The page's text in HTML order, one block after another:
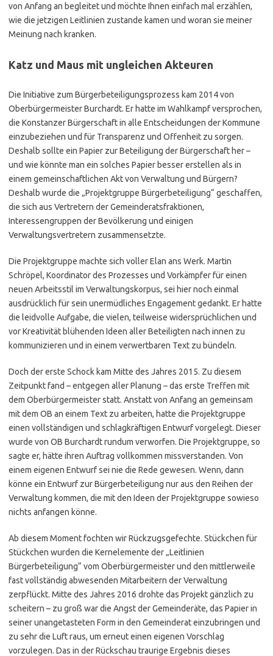
von Anfang an begleitet und möchte Ihnen einfach mal erzählen,
wie die jetzigen Leitlinien zustande kamen und woran sie meiner
Meinung nach kranken.
Katz und Maus mit ungleichen Akteuren
Die Initiative zum Bürgerbeteiligungsprozess kam 2014 von
Oberbürgermeister Burchardt. Er hatte im Wahlkampf versprochen,
die Konstanzer Bürgerschaft in alle Entscheidungen der Kommune
einzubeziehen und für Transparenz und Offenheit zu sorgen.
Deshalb sollte ein Papier zur Beteiligung der Bürgerschaft her –
und wie könnte man ein solches Papier besser erstellen als in
einem gemeinschaftlichen Akt von Verwaltung und Bürgern?
Deshalb wurde die „Projektgruppe Bürgerbeteiligung“ geschaffen,
die sich aus Vertretern der Gemeinderatsfraktionen,
Interessengruppen der Bevölkerung und einigen
Verwaltungsvertretern zusammensetzte.
Die Projektgruppe machte sich voller Elan ans Werk. Martin
Schröpel, Koordinator des Prozesses und Vorkämpfer für einen
neuen Arbeitsstil im Verwaltungskorpus, sei hier noch einmal
ausdrücklich für sein unermüdliches Engagement gedankt. Er hatte
die leidvolle Aufgabe, die vielen, teilweise widersprüchlichen und
vor Kreativität blühenden Ideen aller Beteiligten nach innen zu
kommunizieren und in einem verwertbaren Text zu bündeln.
Doch der erste Schock kam Mitte des Jahres 2015. Zu diesem
Zeitpunkt fand – entgegen aller Planung – das erste Treffen mit
dem Oberbürgermeister statt. Anstatt von Anfang an gemeinsam
mit dem OB an einem Text zu arbeiten, hatte die Projektgruppe
einen vollständigen und schlagkräftigen Entwurf vorgelegt. Dieser
wurde von OB Burchardt rundum verworfen. Die Projektgruppe, so
sagte er, hätte ihren Auftrag vollkommen missverstanden. Von
einem eigenen Entwurf sei nie die Rede gewesen. Wenn, dann
könne ein Entwurf zur Bürgerbeteiligung nur aus den Reihen der
Verwaltung kommen, die mit den Ideen der Projektgruppe sowieso
nichts anfangen könne.
Ab diesem Moment fochten wir Rückzugsgefechte. Stückchen für
Stückchen wurden die Kernelemente der „Leitlinien
Bürgerbeteiligung“ vom Oberbürgermeister und den mittlerweile
fast vollständig abwesenden Mitarbeitern der Verwaltung
zerpflückt. Mitte des Jahres 2016 drohte das Projekt gänzlich zu
scheitern – zu groß war die Angst der Gemeinderäte, das Papier in
seiner unangetasteten Form in den Gemeinderat einzubringen und
zu sehr die Luft raus, um erneut einen eigenen Vorschlag
vorzulegen. Das in der Rückschau traurige Ergebnis dieses